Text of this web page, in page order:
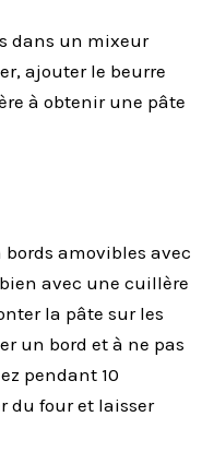
dans un mixeur
ajouter le beurre
à obtenir une pâte
bords amovibles avec
avec une cuillère
la pâte sur les
un bord et à ne pas
pendant 10
du four et laisser